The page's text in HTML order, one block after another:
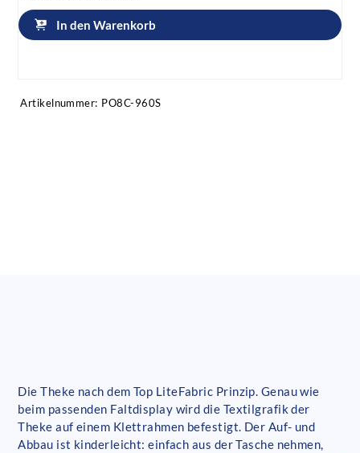
In den Warenkorb
Artikelnummer: PO8C-960S
Die Theke nach dem Top LiteFabric Prinzip. Genau wie
beim passenden Faltdisplay wird die Textilgrafik der
Theke auf einem Klettrahmen befestigt. Der Auf- und
Abbau ist kinderleicht: einfach aus der Tasche nehmen,